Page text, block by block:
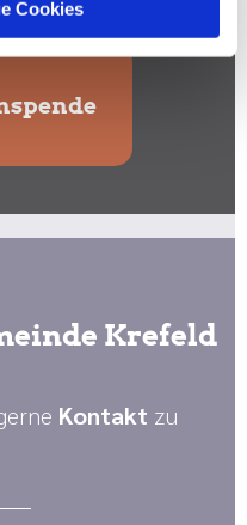
Cookies
hier:
Krefeld
Kontakt zu